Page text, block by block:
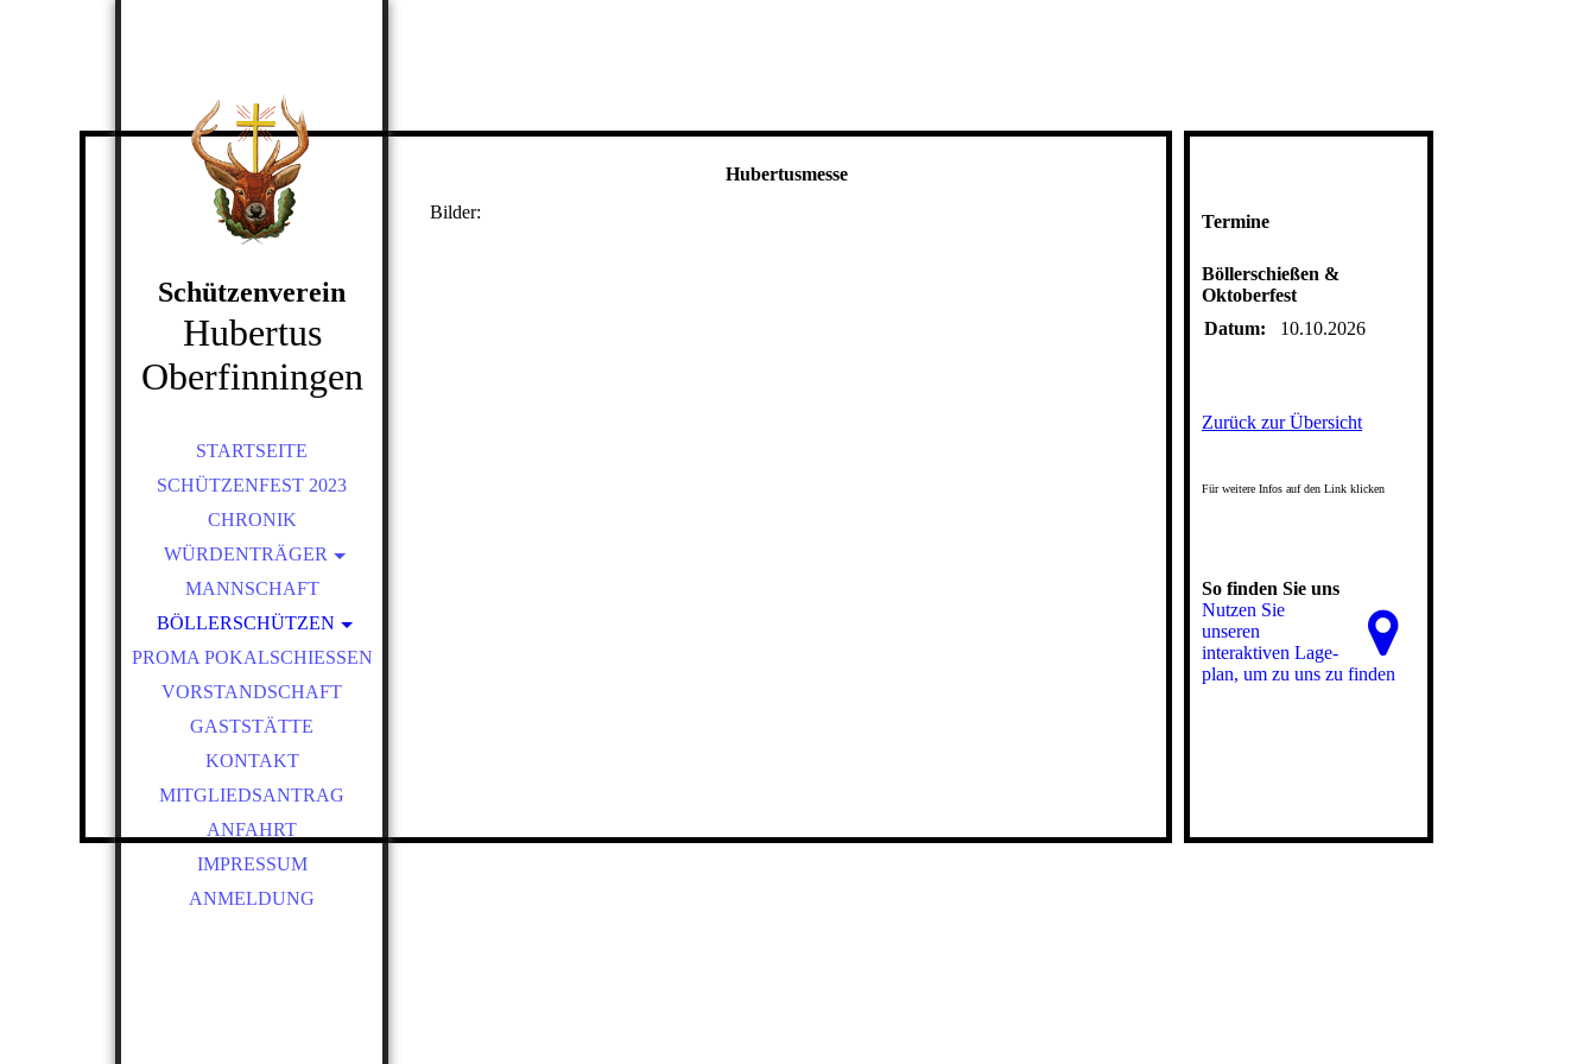
Schützenverein
Hubertus
Oberfinningen
STARTSEITE
SCHÜTZENFEST 2023
CHRONIK
WÜRDENTRÄGER
SCHÜTZENKÖNIGE
VEREINSMEISTER
MANNSCHAFT
BÖLLERSCHÜTZEN
OKTOBERFEST &
BILDER HUBERTUSMESSE
NEUJAHRSBÖLLERN
BILDER BÖLLER
PROMA POKALSCHIESSEN
VORSTANDSCHAFT
GASTSTÄTTE
KONTAKT
MITGLIEDSANTRAG
ANFAHRT
IMPRESSUM
ANMELDUNG
Hubertusmesse
Bilder:
Termine
Böllerschießen &
Oktoberfest
Datum:
10.10.2026
Zurück zur Übersicht
Für weitere Infos auf den Link klicken
So finden Sie uns
Nutzen Sie
unseren
interaktiven La­ge­
plan, um zu uns zu finden